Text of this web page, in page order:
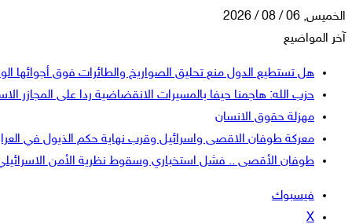
الخميس, 06 / 08 / 2026
آخر المواضيع
هل تستطيع الدول منع تحليق الصواريخ والطائرات فوق أجوائها
حزب الله: هاجمنا حيفا بالمسيرات الانقضاضية ردا على المجازر
مهزلة حقوق الانسان
معركة طوفان الاقصى واسرائيل وقرب نهاية حكم الذيول في
طوفان الأقصى .. فشل استخباري وسقوط نظرية الأمن
فيسبوك
‫X